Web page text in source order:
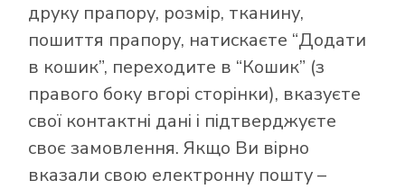
друку прапору, розмір, тканину,
пошиття прапору, натискаєте “Додати
в кошик”, переходите в “Кошик” (з
правого боку вгорі сторінки), вказуєте
свої контактні дані і підтверджуєте
своє замовлення. Якщо Ви вірно
вказали свою електронну пошту –